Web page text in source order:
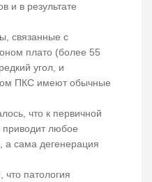
и в результате
связанные с
плато (более 55
угол, и
ПКС имеют обычные
что к первичной
приводит любое
а сама дегенерация
что патология